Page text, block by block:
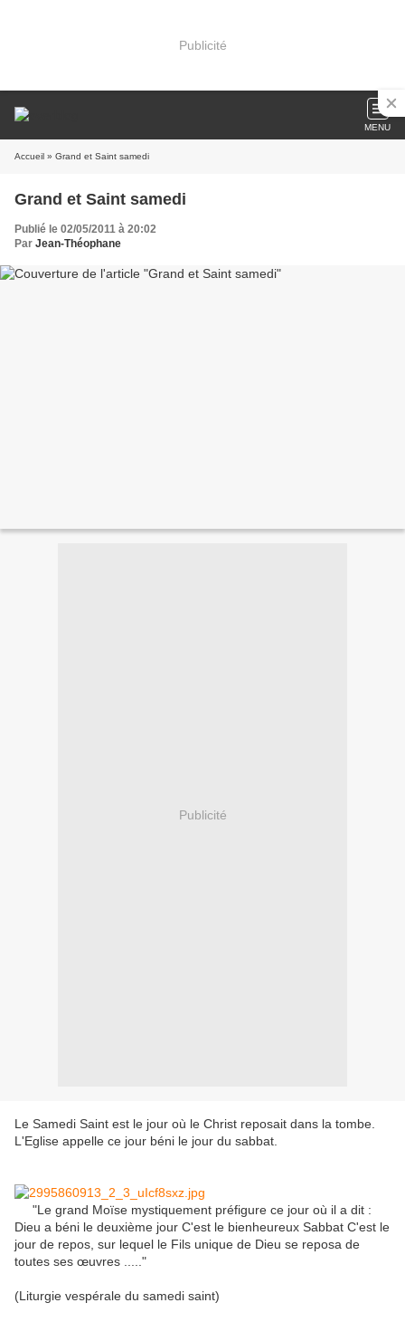
Publicité
MENU
Accueil » Grand et Saint samedi
Grand et Saint samedi
Publié le 02/05/2011 à 20:02
Par Jean-Théophane
Publicité
Le Samedi Saint est le jour où le Christ reposait dans la tombe.
L'Eglise appelle ce jour béni le jour du sabbat.
"Le grand Moïse mystiquement préfigure ce jour où il a dit :
Dieu a béni le deuxième jour C'est le bienheureux Sabbat C'est le
jour de repos, sur lequel le Fils unique de Dieu se reposa de
toutes ses œuvres ....."
(Liturgie vespérale du samedi saint)